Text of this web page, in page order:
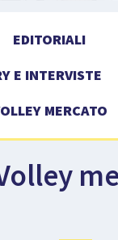
VOLLEY MERCATO
COMPETIZIONI
EVENTI
EDITORIALI
E INTERVISTE
MERCATO